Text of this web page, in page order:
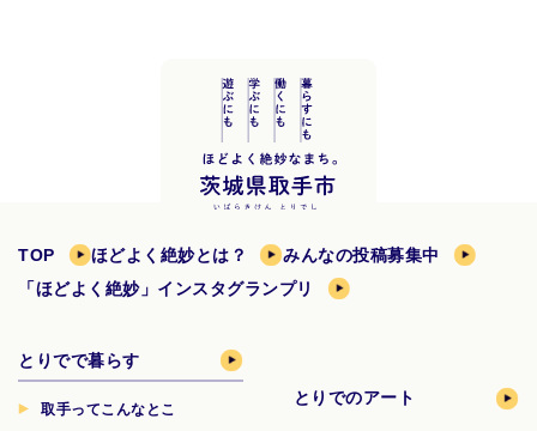
TOP ほどよく絶妙とは？
みんなの投稿募集中
「ほどよく絶妙」インスタグランプリ
とりでで暮らす
取手ってこんなとこ
とりでのアート